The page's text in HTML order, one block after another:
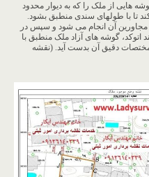
هایی از ملک را که به دیوار محدود
تا با طولهای سندی منطبق بشود.
مجاورین آن انجام می شود و سپس در
اتوکد، گوشه های آزاد ملک منطبق با
دقیق آن بدست آید. (نقشه